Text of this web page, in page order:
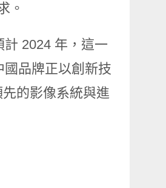
。
2024 年，這一
品牌正以創新技
的影像系統與進